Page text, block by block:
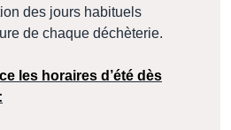
des jours habituels
de chaque déchèterie.
les horaires d’été dès